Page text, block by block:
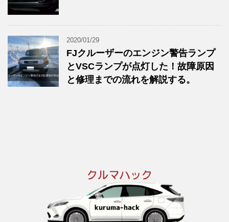
2020/01/29
FJクルーザーのエンジン警告ランプ
とVSCランプが点灯した！故障原因
と修理までの流れを解説する。